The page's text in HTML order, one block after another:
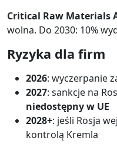
Critical Raw Materials
wolna. Do 2030: 10%
Ryzyka dla firm
2026: wyczerpanie
2027: sankcje na
niedostępny w UE
2028+: jeśli Rosja
kontrolą Kremla